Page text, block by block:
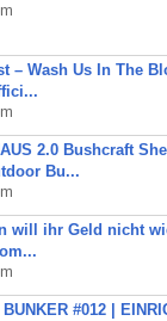
– Wash Us In The
2.0 Bushcraft
Bu...
will ihr Geld nicht
BUNKER #012 |